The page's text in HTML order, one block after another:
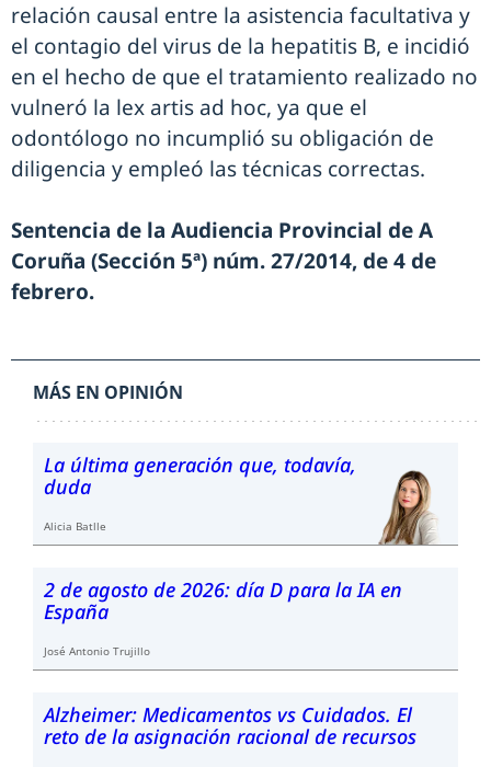
relación causal entre la asistencia facultativa y
el contagio del virus de la hepatitis B, e incidió
en el hecho de que el tratamiento realizado no
vulneró la lex artis ad hoc, ya que el
odontólogo no incumplió su obligación de
diligencia y empleó las técnicas correctas.
Sentencia de la Audiencia Provincial de A
Coruña (Sección 5ª) núm. 27/2014, de 4 de
febrero.
MÁS EN OPINIÓN
La última generación que, todavía,
duda
Alicia Batlle
2 de agosto de 2026: día D para la IA en
España
José Antonio Trujillo
Alzheimer: Medicamentos vs Cuidados. El
reto de la asignación racional de recursos